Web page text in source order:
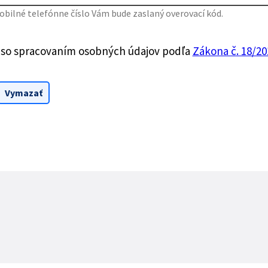
telefónne číslo Vám bude zaslaný overovací kód.
spracovaním osobných údajov podľa Zákona č. 18/